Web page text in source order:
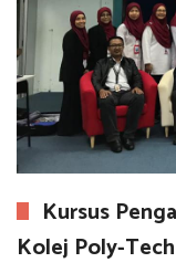
Kursus
Kolej Poly-